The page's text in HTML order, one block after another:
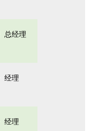
总经理
经理
经理